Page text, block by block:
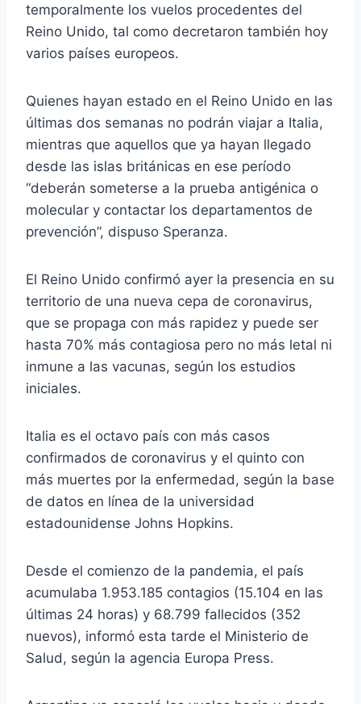
temporalmente los vuelos procedentes del
Reino Unido, tal como decretaron también hoy
varios países europeos.
Quienes hayan estado en el Reino Unido en las
últimas dos semanas no podrán viajar a Italia,
mientras que aquellos que ya hayan llegado
desde las islas británicas en ese período
“deberán someterse a la prueba antigénica o
molecular y contactar los departamentos de
prevención”, dispuso Speranza.
El Reino Unido confirmó ayer la presencia en su
territorio de una nueva cepa de coronavirus,
que se propaga con más rapidez y puede ser
hasta 70% más contagiosa pero no más letal ni
inmune a las vacunas, según los estudios
iniciales.
Italia es el octavo país con más casos
confirmados de coronavirus y el quinto con
más muertes por la enfermedad, según la base
de datos en línea de la universidad
estadounidense Johns Hopkins.
Desde el comienzo de la pandemia, el país
acumulaba 1.953.185 contagios (15.104 en las
últimas 24 horas) y 68.799 fallecidos (352
nuevos), informó esta tarde el Ministerio de
Salud, según la agencia Europa Press.